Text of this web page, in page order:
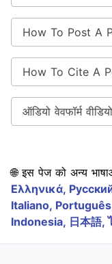
How To Post A
How To Cite A
ऑडियो वेवफॉर्म
🌐 इस पेज को अन्य
Ελληνικά,
Italiano,
Indonesia, 日本語,